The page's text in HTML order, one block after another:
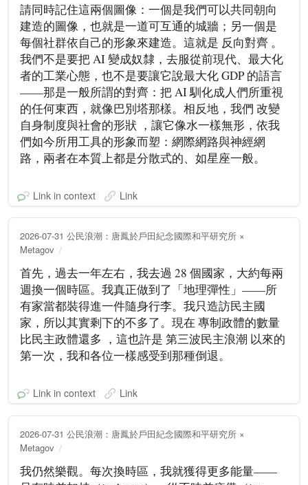
請同時記住這兩個圖像：一個是我們可以共同朝向
建造的圖像，也就是一道可互通的城牆；另一個是
每個社群依自己的形象來建造。這就是 反向對齊 。
我們不是要把 AI 變成奴隸，去服從前現代、最大化
者的工業心態，也不是要讓它說最大化 GDP 的語言
——那是一般所謂的對齊：把 AI 馴化成人們所重視
的任何東西，就像巴別塔那樣。相反地，我們 改變
自身制度與社會的形狀 ，讓它像水一樣無形，依我
們如今所用工具的形象而塑：網際網路與神經網
路，兩者在本質上都是分散式的、如星座一般。
Link in context Link
2026-07-31 公民浪潮：唐鳳於戶田紀念國際和平研究所 ×
Metagov
首先，過去一年左右，我去過 28 個國家，大約每兩
週換一個時區。我真正做到了「地理彈性」——所
有家當都裝得進一件隨身行李。我只造訪民主國
家，所以其實剩下的不多了。現在 專制政體的數量
比民主政體還多 ，這也許是 第三波民主浪潮 以來的
第一次，我和各位一樣感受到那種倒退。
Link in context Link
2026-07-31 公民浪潮：唐鳳於戶田紀念國際和平研究所 ×
Metagov
我仍然樂觀。每次換時區，我就獲得更多能量——